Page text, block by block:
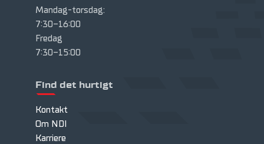
Mandag-torsdag:
7:30-16:00
Fredag
7:30-15:00
Find det hurtigt
Kontakt
Om NDI
Karriere